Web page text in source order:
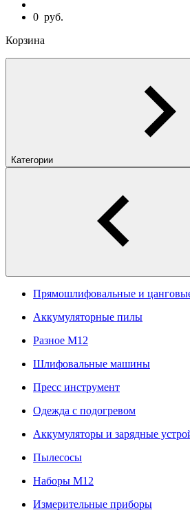
0 руб.
Корзина
Категории
Прямошлифовальные и
Аккумуляторные пилы
Разное M12
Шлифовальные машины
Пресс инструмент
Одежда с подогревом
Аккумуляторы и зарядные
Пылесосы
Наборы М12
Измерительные приборы